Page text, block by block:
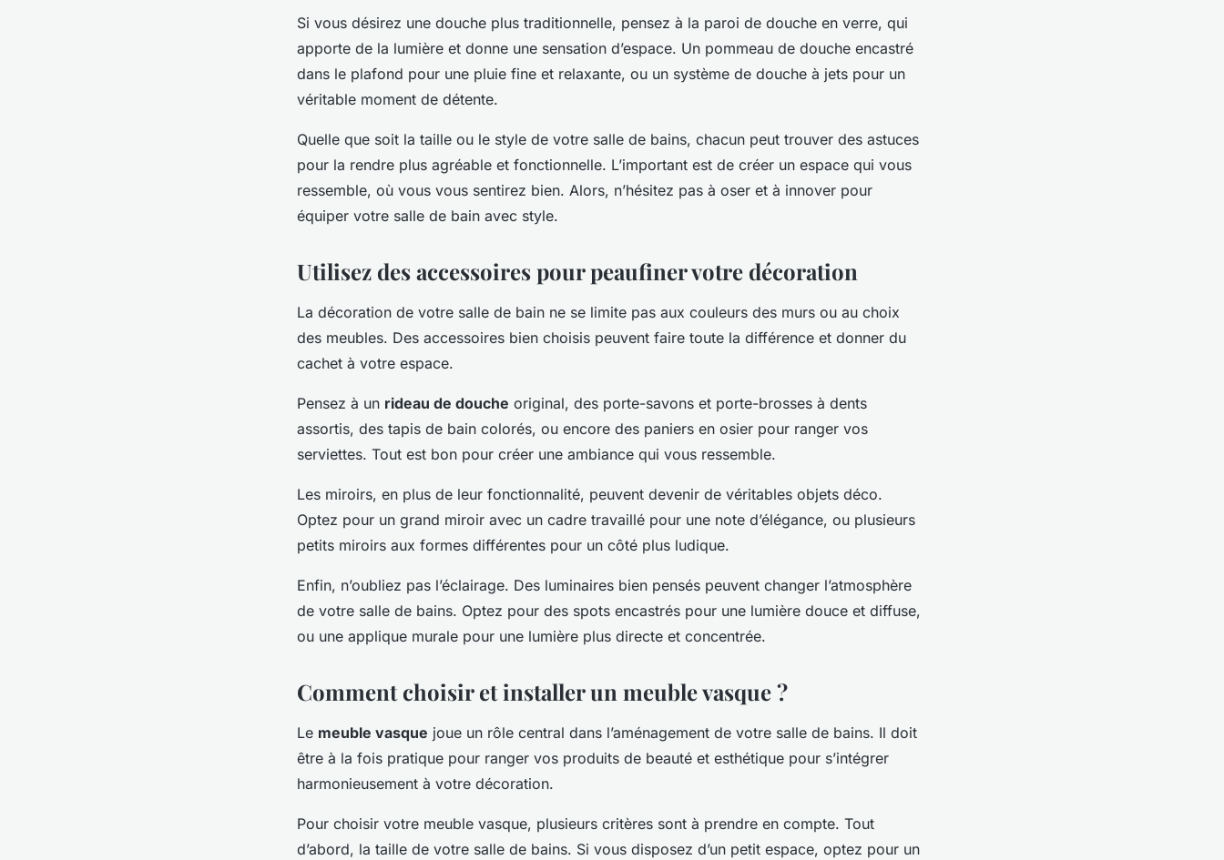
Si vous désirez une douche plus traditionnelle, pensez à la paroi de douche en verre, qui
apporte de la lumière et donne une sensation d’espace. Un pommeau de douche encastré
dans le plafond pour une pluie fine et relaxante, ou un système de douche à jets pour un
véritable moment de détente.
Quelle que soit la taille ou le style de votre salle de bains, chacun peut trouver des astuces
pour la rendre plus agréable et fonctionnelle. L’important est de créer un espace qui vous
ressemble, où vous vous sentirez bien. Alors, n’hésitez pas à oser et à innover pour
équiper votre salle de bain avec style.
Utilisez des accessoires pour peaufiner votre décoration
La décoration de votre salle de bain ne se limite pas aux couleurs des murs ou au choix
des meubles. Des accessoires bien choisis peuvent faire toute la différence et donner du
cachet à votre espace.
Pensez à un rideau de douche original, des porte-savons et porte-brosses à dents
assortis, des tapis de bain colorés, ou encore des paniers en osier pour ranger vos
serviettes. Tout est bon pour créer une ambiance qui vous ressemble.
Les miroirs, en plus de leur fonctionnalité, peuvent devenir de véritables objets déco.
Optez pour un grand miroir avec un cadre travaillé pour une note d’élégance, ou plusieurs
petits miroirs aux formes différentes pour un côté plus ludique.
Enfin, n’oubliez pas l’éclairage. Des luminaires bien pensés peuvent changer l’atmosphère
de votre salle de bains. Optez pour des spots encastrés pour une lumière douce et diffuse,
ou une applique murale pour une lumière plus directe et concentrée.
Comment choisir et installer un meuble vasque ?
Le meuble vasque joue un rôle central dans l’aménagement de votre salle de bains. Il doit
être à la fois pratique pour ranger vos produits de beauté et esthétique pour s’intégrer
harmonieusement à votre décoration.
Pour choisir votre meuble vasque, plusieurs critères sont à prendre en compte. Tout
d’abord, la taille de votre salle de bains. Si vous disposez d’un petit espace, optez pour un